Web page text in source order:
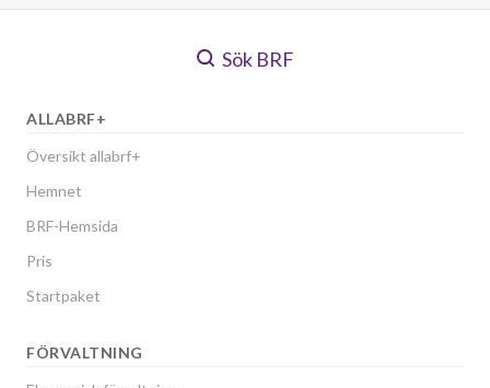
Sök BRF
ALLABRF+
Översikt allabrf+
Hemnet
BRF-Hemsida
Pris
Startpaket
FÖRVALTNING